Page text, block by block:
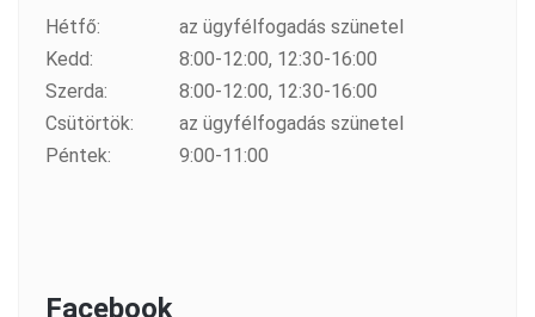
Hétfő:
az ügyfélfogadás szünetel
Kedd:
8:00-12:00, 12:30-16:00
Szerda:
8:00-12:00, 12:30-16:00
Csütörtök:
az ügyfélfogadás szünetel
Péntek:
9:00-11:00
Facebook